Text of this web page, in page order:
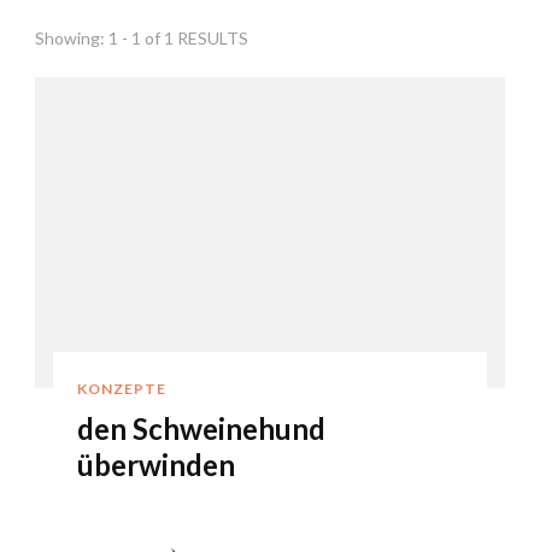
Showing: 1 - 1 of 1 RESULTS
KONZEPTE
den Schweinehund
überwinden